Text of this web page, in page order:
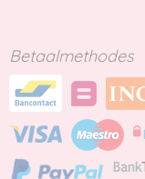
Betaalmethodes